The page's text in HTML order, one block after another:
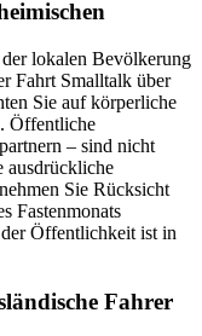
lokalen Bevölkerung
Fahrt Smalltalk über
Sie auf körperliche
Öffentliche
– sind nicht
ausdrückliche
Sie Rücksicht
Fastenmonats
Öffentlichkeit ist in
Fahrer